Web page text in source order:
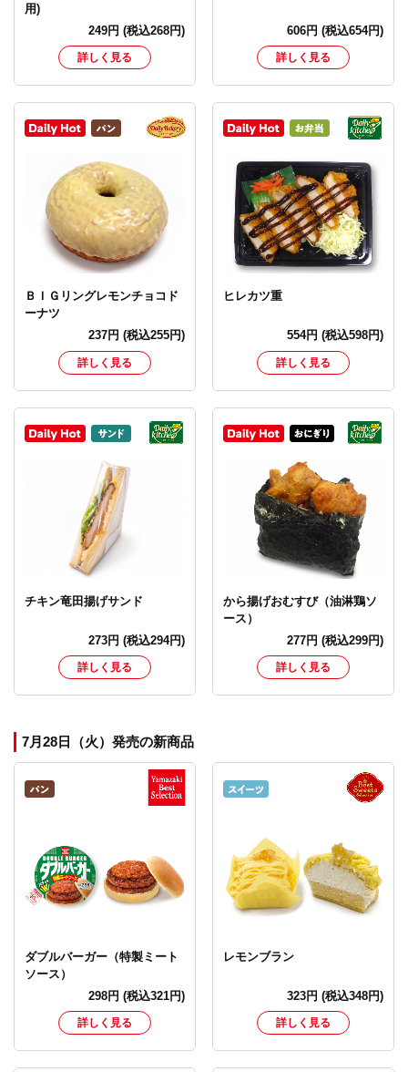
用)
249円(税込268円)
詳しく見る
606円(税込654円)
詳しく見る
ＢＩＧリングレモンチョコド
ーナツ
237円(税込255円)
詳しく見る
ヒレカツ重
554円(税込598円)
詳しく見る
チキン竜田揚げサンド
273円(税込294円)
詳しく見る
から揚げおむすび（油淋鶏ソ
ース）
277円(税込299円)
詳しく見る
7月28日（火）発売の新商品
ダブルバーガー（特製ミート
ソース）
298円(税込321円)
詳しく見る
レモンブラン
323円(税込348円)
詳しく見る